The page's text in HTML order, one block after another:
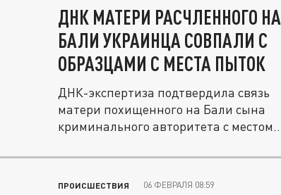
ДНК МАТЕРИ РАСЧЛЕННОГО НА
БАЛИ УКРАИНЦА СОВПАЛИ С
ОБРАЗЦАМИ С МЕСТА ПЫТОК
ДНК-экспертиза подтвердила связь
матери похищенного на Бали сына
криминального авторитета с местом
ПРОИСШЕСТВИЯ 06 ФЕВРАЛЯ 08:59